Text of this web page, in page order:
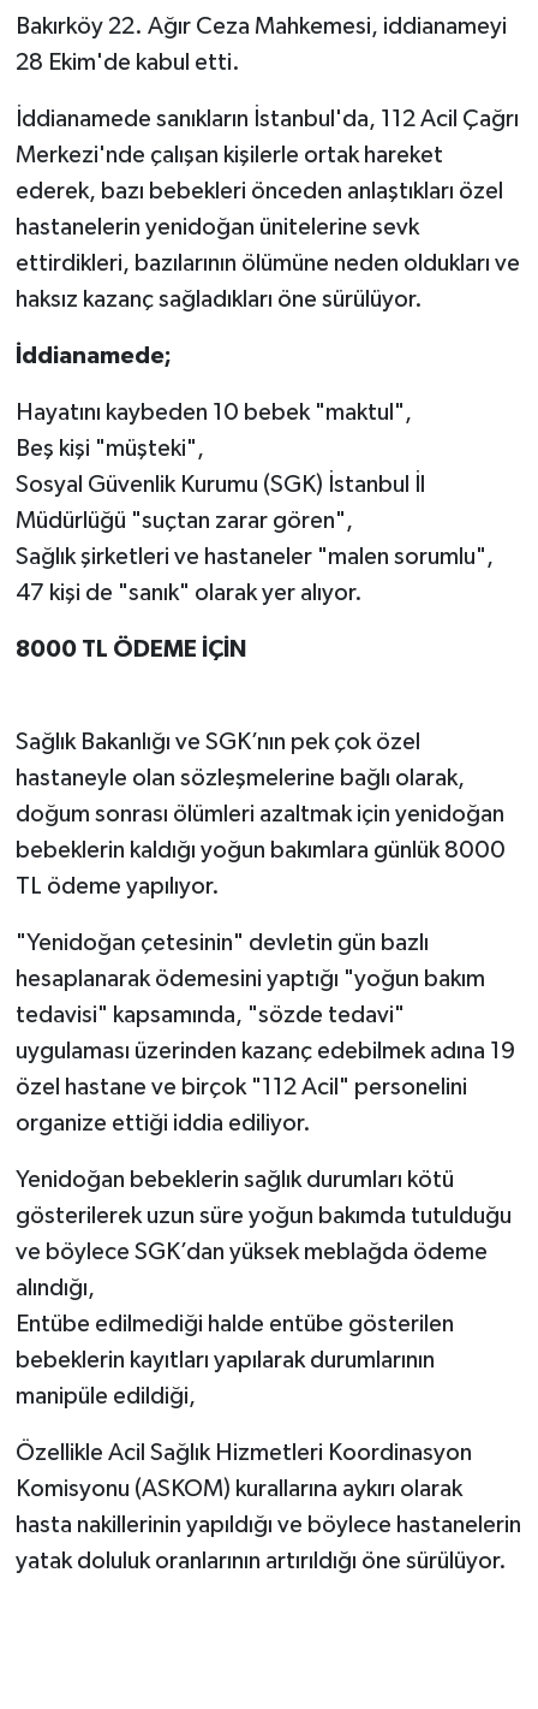
Bakırköy 22. Ağır Ceza Mahkemesi, iddianameyi
28 Ekim'de kabul etti.
İddianamede sanıkların İstanbul'da, 112 Acil Çağrı
Merkezi'nde çalışan kişilerle ortak hareket
ederek, bazı bebekleri önceden anlaştıkları özel
hastanelerin yenidoğan ünitelerine sevk
ettirdikleri, bazılarının ölümüne neden oldukları ve
haksız kazanç sağladıkları öne sürülüyor.
İddianamede;
Hayatını kaybeden 10 bebek "maktul",
Beş kişi "müşteki",
Sosyal Güvenlik Kurumu (SGK) İstanbul İl
Müdürlüğü "suçtan zarar gören",
Sağlık şirketleri ve hastaneler "malen sorumlu",
47 kişi de "sanık" olarak yer alıyor.
8000 TL ÖDEME İÇİN
Sağlık Bakanlığı ve SGK’nın pek çok özel
hastaneyle olan sözleşmelerine bağlı olarak,
doğum sonrası ölümleri azaltmak için yenidoğan
bebeklerin kaldığı yoğun bakımlara günlük 8000
TL ödeme yapılıyor.
"Yenidoğan çetesinin" devletin gün bazlı
hesaplanarak ödemesini yaptığı "yoğun bakım
tedavisi" kapsamında, "sözde tedavi"
uygulaması üzerinden kazanç edebilmek adına 19
özel hastane ve birçok "112 Acil" personelini
organize ettiği iddia ediliyor.
Yenidoğan bebeklerin sağlık durumları kötü
gösterilerek uzun süre yoğun bakımda tutulduğu
ve böylece SGK’dan yüksek meblağda ödeme
alındığı,
Entübe edilmediği halde entübe gösterilen
bebeklerin kayıtları yapılarak durumlarının
manipüle edildiği,
Özellikle Acil Sağlık Hizmetleri Koordinasyon
Komisyonu (ASKOM) kurallarına aykırı olarak
hasta nakillerinin yapıldığı ve böylece hastanelerin
yatak doluluk oranlarının artırıldığı öne sürülüyor.